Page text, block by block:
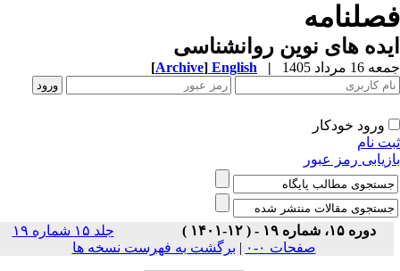
های نوین روانشناسی
مرداد 1405 |
English
[Archive]
ورود خودکار
نام
رمز عبور
دوره ۱۵، شماره ۱۹ - ( ۱۲-۱۴۰۱ )
جلد ۱۵ شماره ۱۹
صفحات ۰-۰
| برگشت به فهرست نسخه ها